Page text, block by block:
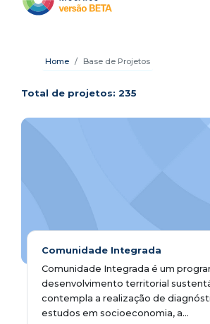
Home Base de Projetos
Total de projetos: 235
Comunidade Integrada
Comunidade Integrada é um
desenvolvimento territorial
contempla a realização de
estudos em socioeconomia, a...